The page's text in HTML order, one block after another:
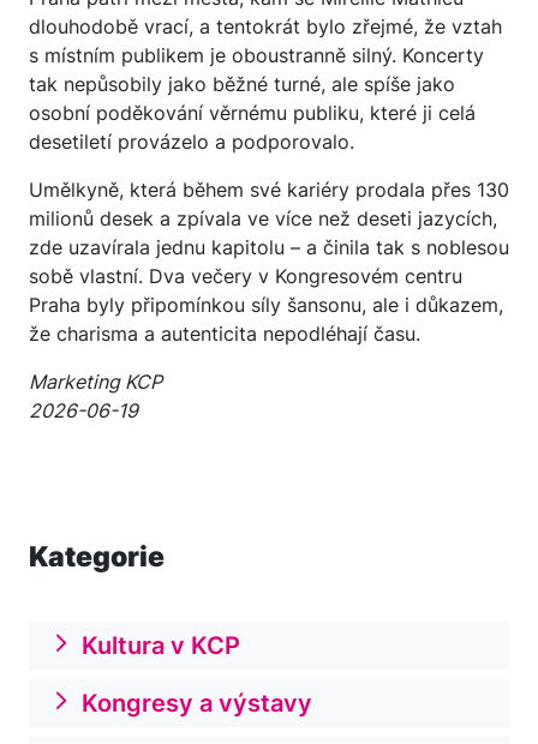
dlouhodobě vrací, a tentokrát bylo zřejmé, že vztah
s místním publikem je oboustranně silný. Koncerty
tak nepůsobily jako běžné turné, ale spíše jako
osobní poděkování věrnému publiku, které ji celá
desetiletí provázelo a podporovalo.
Umělkyně, která během své kariéry prodala přes 130
milionů desek a zpívala ve více než deseti jazycích,
zde uzavírala jednu kapitolu – a činila tak s noblesou
sobě vlastní. Dva večery v Kongresovém centru
Praha byly připomínkou síly šansonu, ale i důkazem,
že charisma a autenticita nepodléhají času.
Marketing KCP
2026-06-19
Kategorie
Kultura v KCP
Kongresy a výstavy